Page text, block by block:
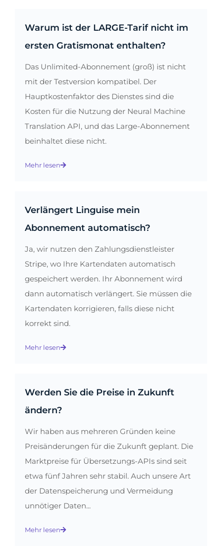
Warum ist der LARGE-Tarif nicht im
ersten Gratismonat enthalten?
Das Unlimited-Abonnement (groß) ist nicht
mit der Testversion kompatibel. Der
Hauptkostenfaktor des Dienstes sind die
Kosten für die Nutzung der Neural Machine
Translation API, und das Large-Abonnement
beinhaltet diese nicht.
Mehr lesen
Verlängert Linguise mein
Abonnement automatisch?
Ja, wir nutzen den Zahlungsdienstleister
Stripe, wo Ihre Kartendaten automatisch
gespeichert werden. Ihr Abonnement wird
dann automatisch verlängert. Sie müssen die
Kartendaten korrigieren, falls diese nicht
korrekt sind.
Mehr lesen
Werden Sie die Preise in Zukunft
ändern?
Wir haben aus mehreren Gründen keine
Preisänderungen für die Zukunft geplant. Die
Marktpreise für Übersetzungs-APIs sind seit
etwa fünf Jahren sehr stabil. Auch unsere Art
der Datenspeicherung und Vermeidung
unnötiger Daten...
Mehr lesen